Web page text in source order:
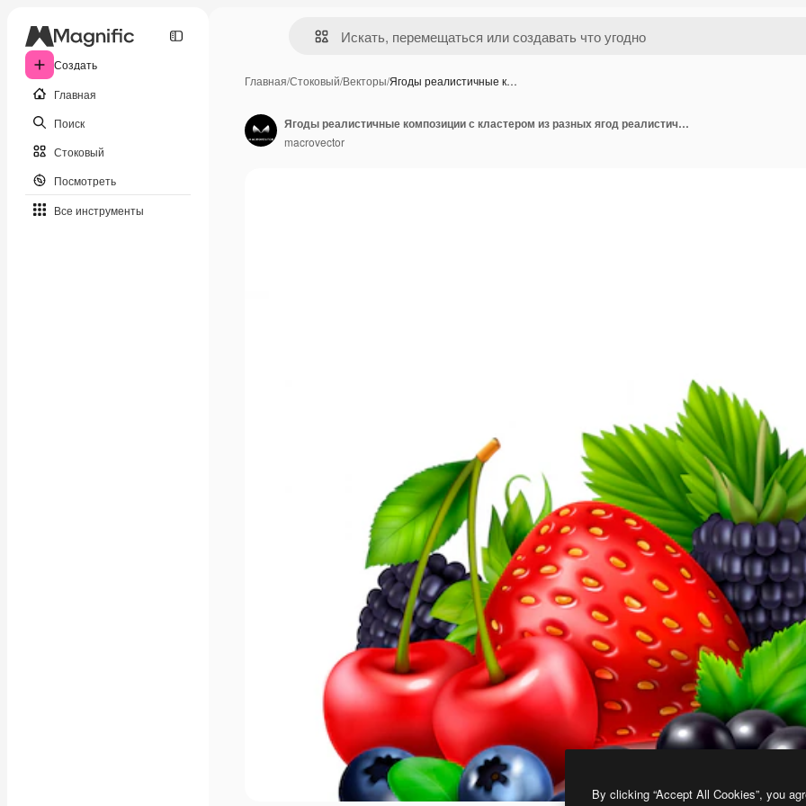
Создать
Главная
Поиск
Стоковый
Посмотреть
Все инструменты
Главная/Стоковый/Векторы/Ягоды реалистичные к…
Ягоды реалистичные композиции с кластером из разных ягод реалистичные изображения с тенями на пустом фоне
macrovector
By clicking “Accept All Cookies”, you